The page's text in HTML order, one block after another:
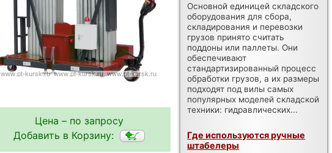
Цена – по запросу
Добавить в Корзину:
Основной единицей складского
оборудования для сбора,
складирования и перевозки
грузов принято считать
поддоны или паллеты. Они
обеспечивают
стандартизированный процесс
обработки грузов, а их размеры
подходят под вилы самых
популярных моделей складской
техники: гидравлических...
Где используются ручные
штабелеры